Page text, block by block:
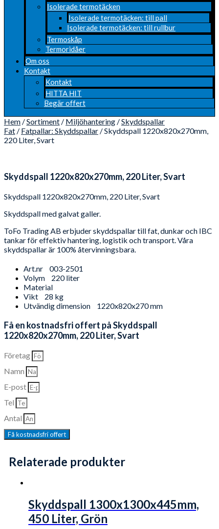
Isolerade termotäcken
Isolerade termotäcken: till pall
Isolerade termotäcken: till rullbur
Termoskåp
Termoridåer
Om oss
Kontakt
Kontakt
HITTA HIT
Begär offert
Hem /Sortiment / Miljöhantering /Skyddspallar
Fat / Fatpallar: Skyddspallar / Skyddspall 1220x820x270mm,
220 Liter, Svart
Skyddspall 1220x820x270mm, 220 Liter, Svart
Skyddspall 1220x820x270mm, 220 Liter, Svart
Skyddspall med galvat galler.
ToFo Trading AB erbjuder skyddspallar till fat, dunkar och IBC
tankar för effektiv hantering, logistik och transport. Våra
skyddspallar är 100% återvinningsbara.
Art.nr
003-2501
Volym
220 liter
Material
Vikt
28 kg
Utvändig dimension
1220x820x270 mm
Få en kostnadsfri offert på Skyddspall
1220x820x270mm, 220 Liter, Svart
Företag
Namn
E-post
Tel
Antal
Få kostnadsfri offert
Relaterade produkter
Skyddspall 1300x1300x445mm,
450 Liter, Grön